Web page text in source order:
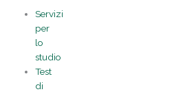
contenuto
Servizi
per
lo
studio
Test
di